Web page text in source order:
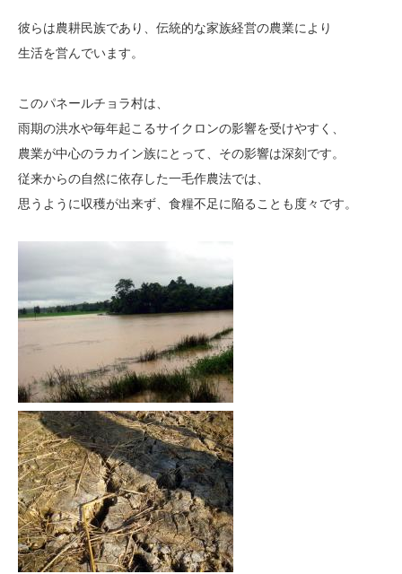
彼らは農耕民族であり、伝統的な家族経営の農業により
生活を営んでいます。
このパネールチョラ村は、
雨期の洪水や毎年起こるサイクロンの影響を受けやすく、
農業が中心のラカイン族にとって、その影響は深刻です。
従来からの自然に依存した一毛作農法では、
思うように収穫が出来ず、食糧不足に陥ることも度々です。